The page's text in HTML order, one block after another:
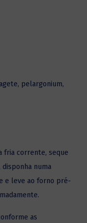
pelargonium,
fria corrente, seque
numa
e leve ao forno pré-
as